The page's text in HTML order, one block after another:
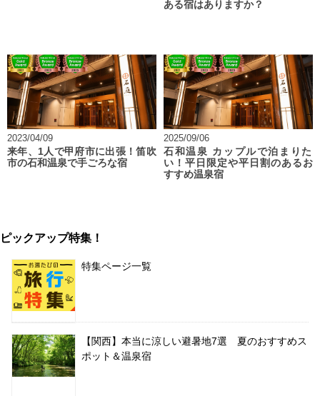
ある宿はありますか？
2023/04/09
来年、1人で甲府市に出張！笛吹
市の石和温泉で手ごろな宿
2025/09/06
石和温泉 カップルで泊まりた
い！平日限定や平日割のあるお
すすめ温泉宿
ピックアップ特集！
特集ページ一覧
【関西】本当に涼しい避暑地7選 夏のおすすめス
ポット＆温泉宿